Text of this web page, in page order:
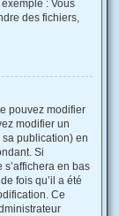
: Vous
des fichiers,
pouvez modifier
modifier un
publication) en
Si
en bas
fois qu’il a été
Ce